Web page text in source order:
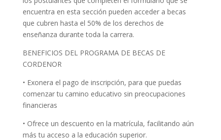
encuentra en esta sección pueden acceder a becas
que cubren hasta el 50% de los derechos de
enseñanza durante toda la carrera.
BENEFICIOS DEL PROGRAMA DE BECAS DE
CORDENOR
• Exonera el pago de inscripción, para que puedas
comenzar tu camino educativo sin preocupaciones
financieras
• Ofrece un descuento en la matrícula, facilitando aún
más tu acceso a la educación superior.